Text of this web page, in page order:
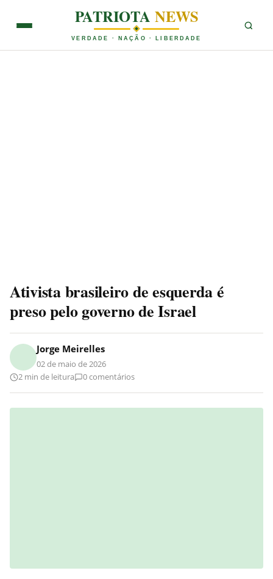
PATRIOTANEWS
VERDADE · NAÇÃO · LIBERDADE
Ativista brasileiro de esquerda é
preso pelo governo de Israel
Jorge Meirelles
02 de maio de 2026
2 min de leitura
0 comentários